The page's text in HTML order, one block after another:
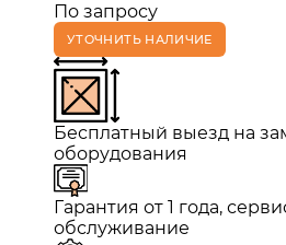
По запросу
УТОЧНИТЬ НАЛИЧИЕ
Бесплатный выезд на
оборудования
Гарантия от 1 года,
обслуживание